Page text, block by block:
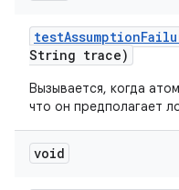
testAssumption
String trace)
Вызывается, когда
что он предполагает
void